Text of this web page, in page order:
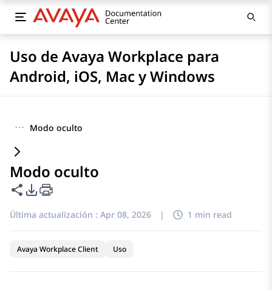
Uso de Avaya Workplace para
Android, iOS, Mac y Windows
··· Modo oculto
Modo oculto
Compartir esta página
Opciones de exportación de PDF
Última actualización : Apr 08, 2026 | 1 min read
Avaya Workplace Client Uso